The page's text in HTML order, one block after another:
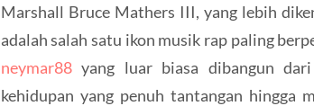
Marshall Bruce Mathers III, yang lebih
adalah salah satu ikon musik rap paling
neymar88yang luar biasa dibangun
kehidupan yang penuh tantangan hingga